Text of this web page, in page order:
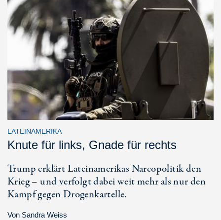
LATEINAMERIKA
Knute für links, Gnade für rechts
Trump erklärt Lateinamerikas Narcopolitik den
Krieg – und verfolgt dabei weit mehr als nur den
Kampf gegen Drogenkartelle.
Von Sandra Weiss